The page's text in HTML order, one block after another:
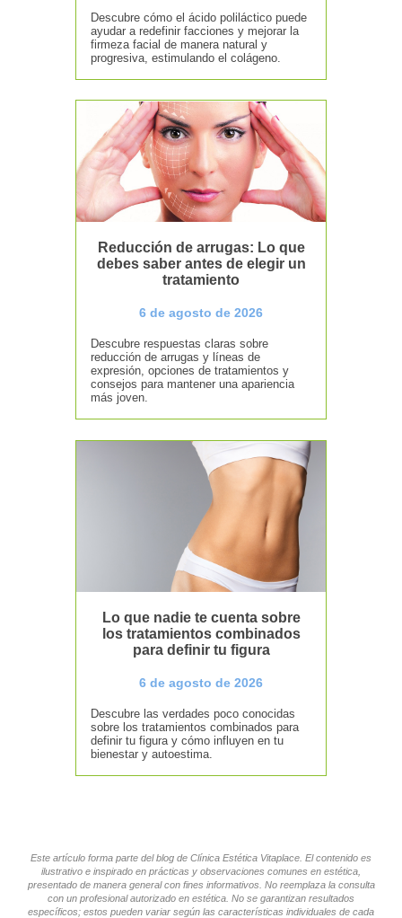
Descubre cómo el ácido poliláctico puede
ayudar a redefinir facciones y mejorar la
firmeza facial de manera natural y
progresiva, estimulando el colágeno.
Reducción de arrugas: Lo que
debes saber antes de elegir un
tratamiento
6 de agosto de 2026
Descubre respuestas claras sobre
reducción de arrugas y líneas de
expresión, opciones de tratamientos y
consejos para mantener una apariencia
más joven.
Lo que nadie te cuenta sobre
los tratamientos combinados
para definir tu figura
6 de agosto de 2026
Descubre las verdades poco conocidas
sobre los tratamientos combinados para
definir tu figura y cómo influyen en tu
bienestar y autoestima.
Este artículo forma parte del blog de Clínica Estética Vitaplace. El contenido es
ilustrativo e inspirado en prácticas y observaciones comunes en estética,
presentado de manera general con fines informativos. No reemplaza la consulta
con un profesional autorizado en estética. No se garantizan resultados
específicos; estos pueden variar según las características individuales de cada